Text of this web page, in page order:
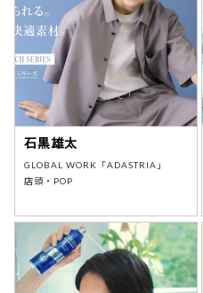
石黒雄太
GLOBAL WORK「ADASTRIA」
店頭・POP